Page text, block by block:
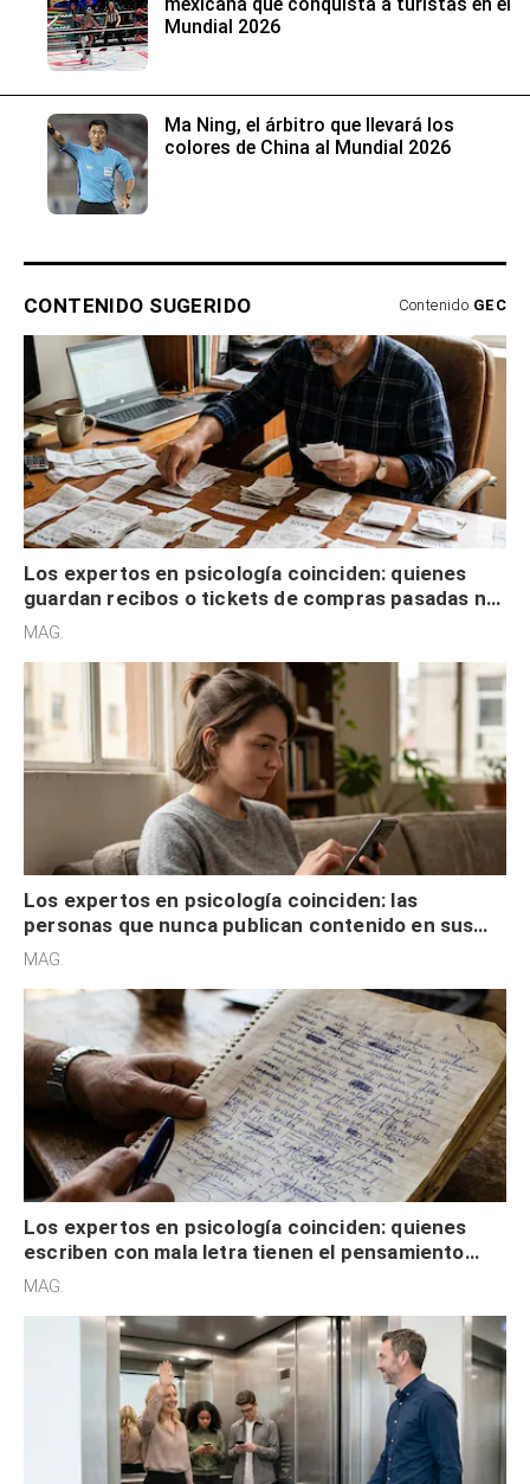
Mundial 2026
Ma Ning, el árbitro que llevará los
colores de China al Mundial 2026
CONTENIDO SUGERIDO Contenido GEC
Los expertos en psicología coinciden: quienes
guardan recibos o tickets de compras pasadas no
son acumuladores, sino que tienen necesidad de
MAG.
Los expertos en psicología coinciden: las
personas que nunca publican contenido en sus
redes sociales no pretenden buscar validación
MAG.
Los expertos en psicología coinciden: quienes
escriben con mala letra tienen el pensamiento
acelerado y no lo hacen por desinterés
MAG.